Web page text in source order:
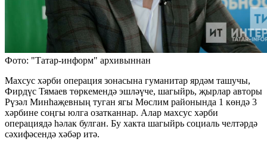
Фото: "Татар-информ" архивыннан
Махсус хәрби операция зонасына гуманитар ярдәм ташучы,
Фирдүс Тямаев төркемендә эшләүче, шагыйрь, җырлар авторы
Рүзәл Минһаҗевның туган ягы Мөслим районында 1 көндә 3
хәрбине соңгы юлга озатканнар. Алар махсус хәрби
операциядә һәлак булган. Бу хакта шагыйрь социаль челтәрдә
сәхифәсендә хәбәр итә.